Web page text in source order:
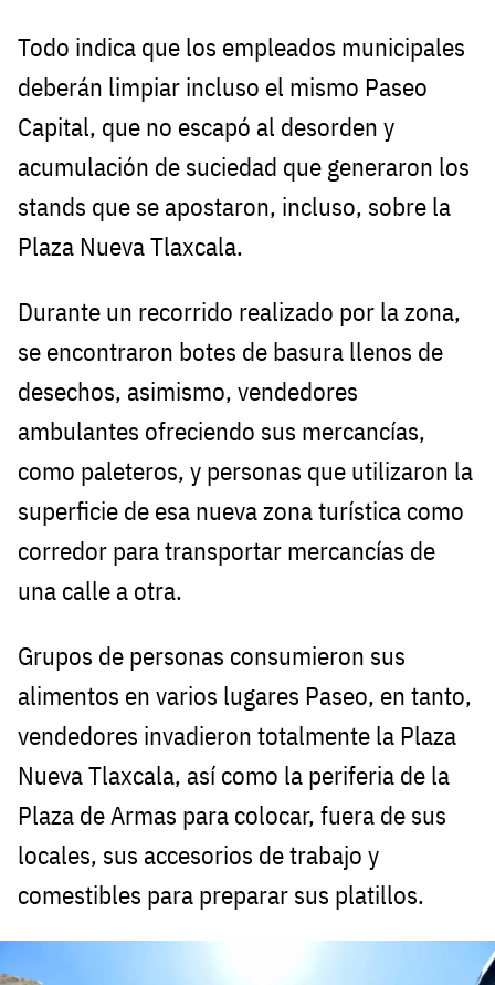
Todo indica que los empleados municipales
deberán limpiar incluso el mismo Paseo
Capital, que no escapó al desorden y
acumulación de suciedad que generaron los
stands que se apostaron, incluso, sobre la
Plaza Nueva Tlaxcala.
Durante un recorrido realizado por la zona,
se encontraron botes de basura llenos de
desechos, asimismo, vendedores
ambulantes ofreciendo sus mercancías,
como paleteros, y personas que utilizaron la
superficie de esa nueva zona turística como
corredor para transportar mercancías de
una calle a otra.
Grupos de personas consumieron sus
alimentos en varios lugares Paseo, en tanto,
vendedores invadieron totalmente la Plaza
Nueva Tlaxcala, así como la periferia de la
Plaza de Armas para colocar, fuera de sus
locales, sus accesorios de trabajo y
comestibles para preparar sus platillos.